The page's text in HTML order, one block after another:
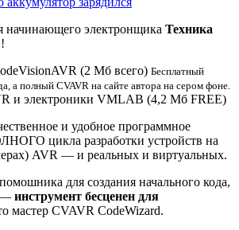
начинающего электронщика Техника
!
(2 Мб всего) Бесплатный
а полный CVAVR на сайте автора на сером фоне.
и электроники VMLAB (4,2 Мб FREE)
и удобное программное
цикла разработки устройств на
AVR — и реальных и виртуальных.
для создания начального кода,
— инструмент бесценен для
мастер CVAVR CodeWizard.